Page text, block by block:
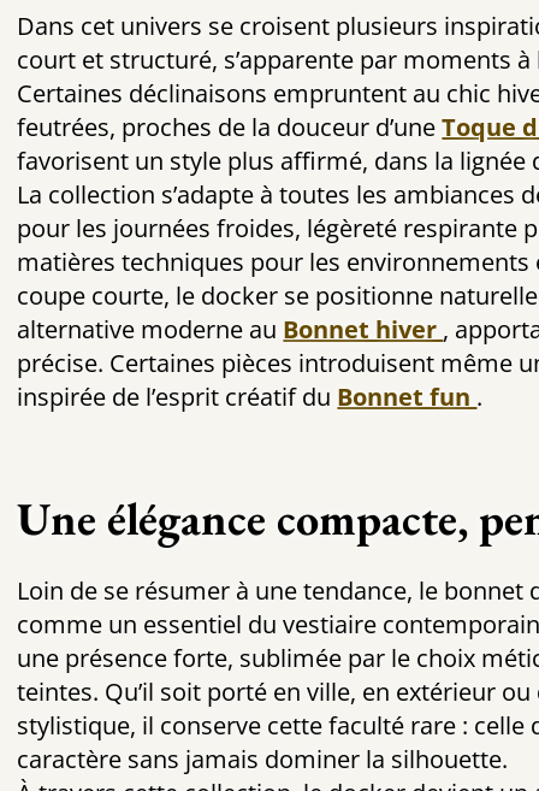
Dans cet univers se croisent plusieurs
court et structuré, s’apparente par moments à
Certaines déclinaisons empruntent au chic
feutrées, proches de la douceur d’uneToque
favorisent un style plus affirmé, dans la lignée
La collection s’adapte à toutes les ambiances
pour les journées froides, légèreté respirante
matières techniques pour les environnements
coupe courte, le docker se positionne
alternative moderne au Bonnet hiver ,
précise. Certaines pièces introduisent même
inspirée de l’esprit créatif du Bonnet fun .
Une élégance compacte,
Loin de se résumer à une tendance, le bonnet
comme un essentiel du vestiaire
une présence forte, sublimée par le choix
teintes. Qu’il soit porté en ville, en extérieur
stylistique, il conserve cette faculté rare : celle
caractère sans jamais dominer la silhouette.